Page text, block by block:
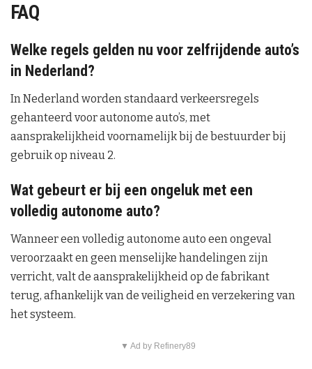
FAQ
Welke regels gelden nu voor zelfrijdende auto’s
in Nederland?
In Nederland worden standaard verkeersregels
gehanteerd voor autonome auto’s, met
aansprakelijkheid voornamelijk bij de bestuurder bij
gebruik op niveau 2.
Wat gebeurt er bij een ongeluk met een
volledig autonome auto?
Wanneer een volledig autonome auto een ongeval
veroorzaakt en geen menselijke handelingen zijn
verricht, valt de aansprakelijkheid op de fabrikant
terug, afhankelijk van de veiligheid en verzekering van
het systeem.
▼ Ad by Refinery89